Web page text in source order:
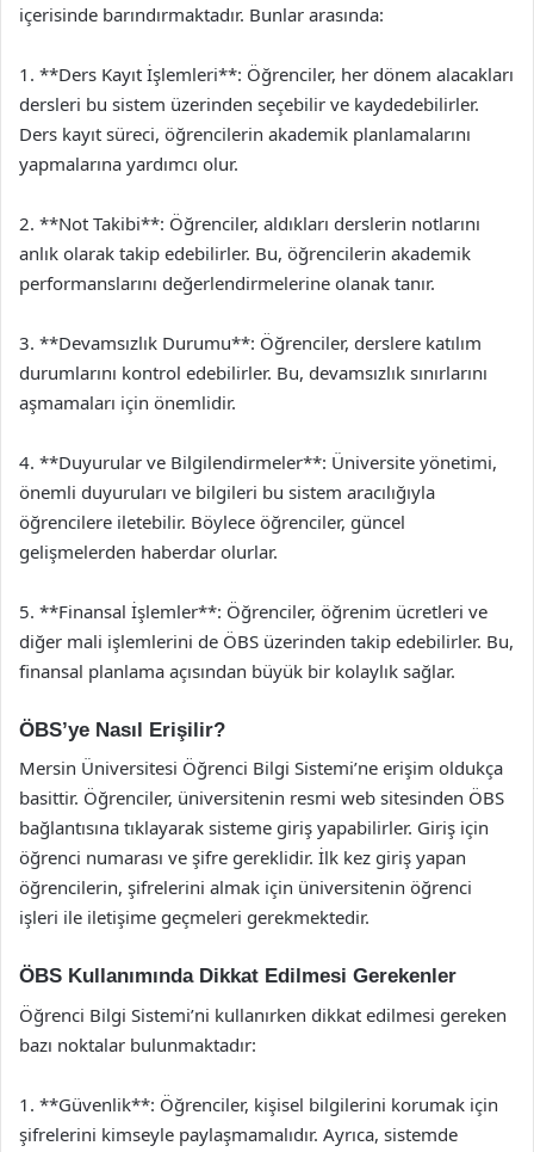
içerisinde barındırmaktadır. Bunlar arasında:
1. **Ders Kayıt İşlemleri**: Öğrenciler, her dönem alacakları
dersleri bu sistem üzerinden seçebilir ve kaydedebilirler.
Ders kayıt süreci, öğrencilerin akademik planlamalarını
yapmalarına yardımcı olur.
2. **Not Takibi**: Öğrenciler, aldıkları derslerin notlarını
anlık olarak takip edebilirler. Bu, öğrencilerin akademik
performanslarını değerlendirmelerine olanak tanır.
3. **Devamsızlık Durumu**: Öğrenciler, derslere katılım
durumlarını kontrol edebilirler. Bu, devamsızlık sınırlarını
aşmamaları için önemlidir.
4. **Duyurular ve Bilgilendirmeler**: Üniversite yönetimi,
önemli duyuruları ve bilgileri bu sistem aracılığıyla
öğrencilere iletebilir. Böylece öğrenciler, güncel
gelişmelerden haberdar olurlar.
5. **Finansal İşlemler**: Öğrenciler, öğrenim ücretleri ve
diğer mali işlemlerini de ÖBS üzerinden takip edebilirler. Bu,
finansal planlama açısından büyük bir kolaylık sağlar.
ÖBS’ye Nasıl Erişilir?
Mersin Üniversitesi Öğrenci Bilgi Sistemi’ne erişim oldukça
basittir. Öğrenciler, üniversitenin resmi web sitesinden ÖBS
bağlantısına tıklayarak sisteme giriş yapabilirler. Giriş için
öğrenci numarası ve şifre gereklidir. İlk kez giriş yapan
öğrencilerin, şifrelerini almak için üniversitenin öğrenci
işleri ile iletişime geçmeleri gerekmektedir.
ÖBS Kullanımında Dikkat Edilmesi Gerekenler
Öğrenci Bilgi Sistemi’ni kullanırken dikkat edilmesi gereken
bazı noktalar bulunmaktadır:
1. **Güvenlik**: Öğrenciler, kişisel bilgilerini korumak için
şifrelerini kimseyle paylaşmamalıdır. Ayrıca, sistemde